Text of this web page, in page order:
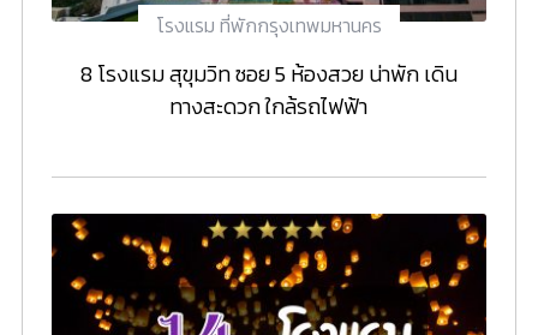
โรงแรม ที่พักกรุงเทพมหานคร
8 โรงแรม สุขุมวิท ซอย 5 ห้องสวย น่าพัก เดิน
ทางสะดวก ใกล้รถไฟฟ้า